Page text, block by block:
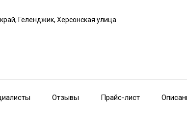
Геленджик, Херсонская улица
Отзывы Прайс-лист